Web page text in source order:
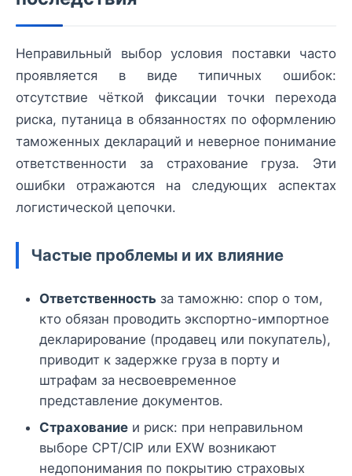
Неправильный выбор условия поставки часто
проявляется в виде типичных ошибок:
отсутствие чёткой фиксации точки перехода
риска, путаница в обязанностях по оформлению
таможенных деклараций и неверное понимание
ответственности за страхование груза. Эти
ошибки отражаются на следующих аспектах
логистической цепочки.
Частые проблемы и их влияние
Ответственность за таможню: спор о том,
кто обязан проводить экспортно-импортное
декларирование (продавец или покупатель),
приводит к задержке груза в порту и
штрафам за несвоевременное
представление документов.
Страхование и риск: при неправильном
выборе CPT/CIP или EXW возникают
недопонимания по покрытию страховых